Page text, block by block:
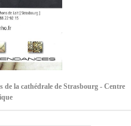
de la cathédrale de Strasbourg - Centre